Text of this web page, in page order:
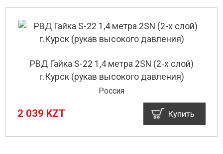
РВД Гайка S-22 1,4 метра 2SN (2-х слой)
г.Курск (рукав высокого давления)
Россия
2 039 KZT Купить